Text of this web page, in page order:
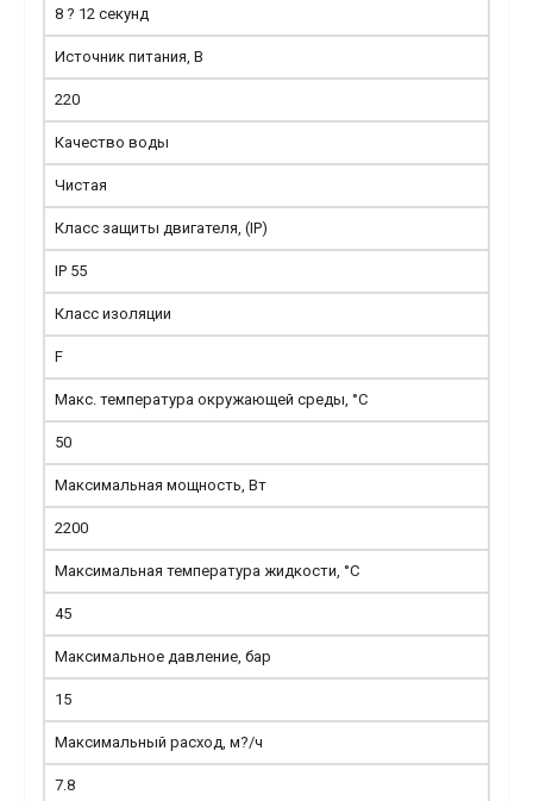
8 ? 12 секунд
Источник питания, В
220
Качество воды
Чистая
Класс защиты двигателя, (IP)
IP 55
Класс изоляции
F
Макс. температура окружающей среды, °С
50
Максимальная мощность, Вт
2200
Максимальная температура жидкости, °С
45
Максимальное давление, бар
15
Максимальный расход, м?/ч
7.8